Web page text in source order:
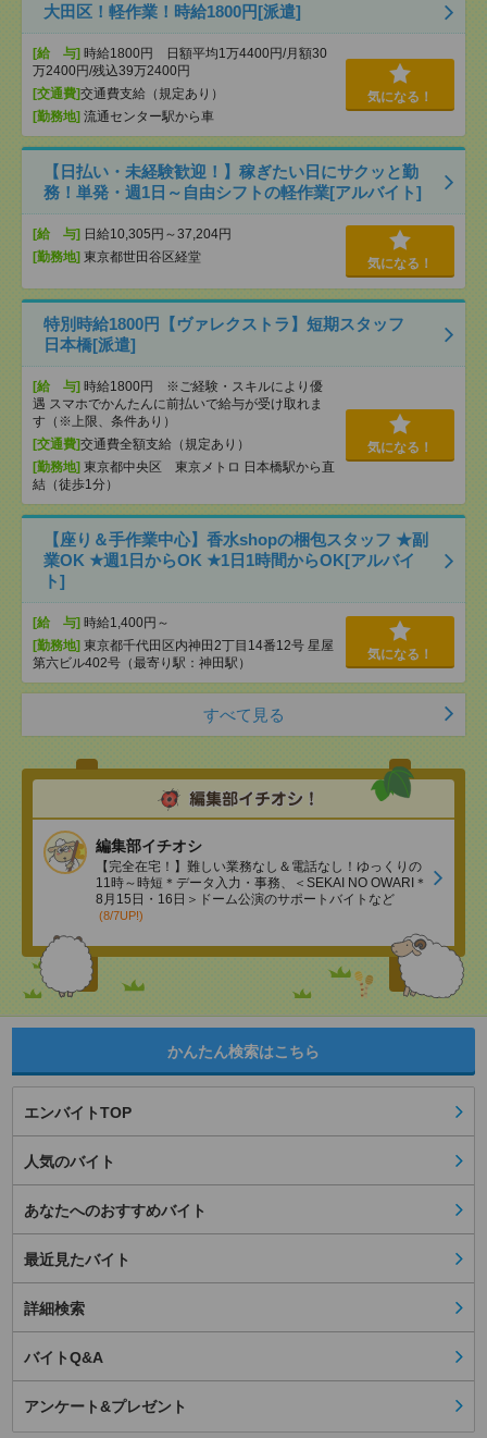
大田区！軽作業！時給1800円[派遣]
[給 与] 時給1800円 日額平均1万4400円/月額30
万2400円/残込39万2400円
[交通費]交通費支給（規定あり）
[勤務地] 流通センター駅から車
気になる！
【日払い・未経験歓迎！】稼ぎたい日にサクッと勤
務！単発・週1日～自由シフトの軽作業[アルバイト]
[給 与] 日給10,305円～37,204円
[勤務地] 東京都世田谷区経堂 気になる！
特別時給1800円【ヴァレクストラ】短期スタッフ
日本橋[派遣]
[給 与] 時給1800円 ※ご経験・スキルにより優
遇 スマホでかんたんに前払いで給与が受け取れま
す（※上限、条件あり）
[交通費]交通費全額支給（規定あり）
[勤務地] 東京都中央区 東京メトロ 日本橋駅から直
結（徒歩1分）
気になる！
【座り＆手作業中心】香水shopの梱包スタッフ ★副
業OK ★週1日からOK ★1日1時間からOK[アルバイ
ト]
[給 与] 時給1,400円～
[勤務地] 東京都千代田区内神田2丁目14番12号 星屋
第六ビル402号（最寄り駅：神田駅）
気になる！
すべて見る
編集部イチオシ
【完全在宅！】難しい業務なし＆電話なし！ゆっくりの
11時～時短＊データ入力・事務、＜SEKAI NO OWARI＊
8月15日・16日＞ドーム公演のサポートバイトなど
(8/7UP!)
かんたん検索はこちら
エンバイトTOP
人気のバイト
あなたへのおすすめバイト
最近見たバイト
詳細検索
バイトQ&A
アンケート&プレゼント